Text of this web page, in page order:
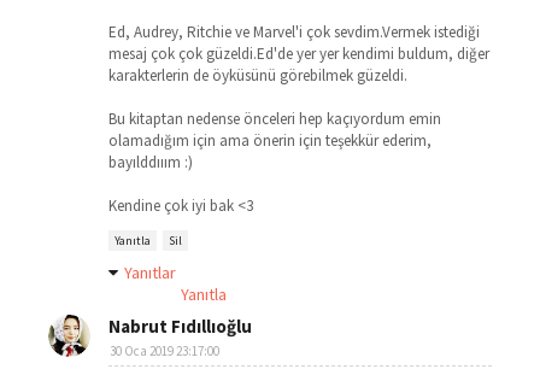
Ed, Audrey, Ritchie ve Marvel'i çok sevdim.Vermek istediği
mesaj çok çok güzeldi.Ed'de yer yer kendimi buldum, diğer
karakterlerin de öyküsünü görebilmek güzeldi.
Bu kitaptan nedense önceleri hep kaçıyordum emin
olamadığım için ama önerin için teşekkür ederim,
bayılddııım :)
Kendine çok iyi bak <3
Yanıtla Sil
Yanıtlar
Yanıtla
Nabrut Fıdıllıoğlu
30 Oca 2019 23:17:00